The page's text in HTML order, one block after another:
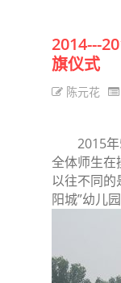
2014---
旗仪式
陈元花
2015年5
全体师生在
以往不同的
阳城”幼儿